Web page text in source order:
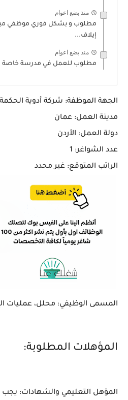
منذ بضع اعوام
مطلوب و بشكل فوري موظفي
إيلاف...
منذ بضع اعوام
مطلوب للعمل في مدرسة خاصة
الجهة الموظفة: شركة أدوية الحكمة
مدينة العمل: عمان
دولة العمل: الأردن
عدد الشواغر: 1
الراتب المتوقع: غير محدد
المسمى الوظيفي: محلل، عمليات
المؤهلات المطلوبة:
المؤهل التعليمي والشهادات: يجب